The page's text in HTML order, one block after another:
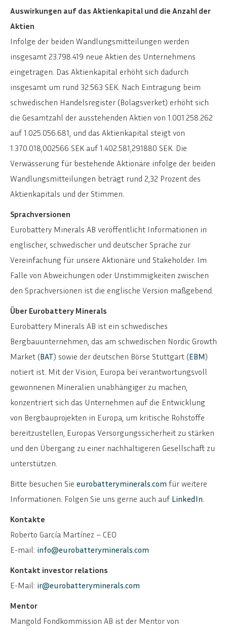
Auswirkungen auf das Aktienkapital und die Anzahl der
Aktien
Infolge der beiden Wandlungsmitteilungen werden
insgesamt 23.798.419 neue Aktien des Unternehmens
eingetragen. Das Aktienkapital erhöht sich dadurch
insgesamt um rund 32.563 SEK. Nach Eintragung beim
schwedischen Handelsregister (Bolagsverket) erhöht sich
die Gesamtzahl der ausstehenden Aktien von 1.001.258.262
auf 1.025.056.681, und das Aktienkapital steigt von
1.370.018,002566 SEK auf 1.402.581,291880 SEK. Die
Verwässerung für bestehende Aktionäre infolge der beiden
Wandlungsmitteilungen beträgt rund 2,32 Prozent des
Aktienkapitals und der Stimmen.
Sprachversionen
Eurobattery Minerals AB veröffentlicht Informationen in
englischer, schwedischer und deutscher Sprache zur
Vereinfachung für unsere Aktionäre und Stakeholder. Im
Falle von Abweichungen oder Unstimmigkeiten zwischen
den Sprachversionen ist die englische Version maßgebend.
Über Eurobattery Minerals
Eurobattery Minerals AB ist ein schwedisches
Bergbauunternehmen, das am schwedischen Nordic Growth
Market (BAT) sowie der deutschen Börse Stuttgart (EBM)
notiert ist. Mit der Vision, Europa bei verantwortungsvoll
gewonnenen Mineralien unabhängiger zu machen,
konzentriert sich das Unternehmen auf die Entwicklung
von Bergbauprojekten in Europa, um kritische Rohstoffe
bereitzustellen, Europas Versorgungssicherheit zu stärken
und den Übergang zu einer nachhaltigeren Gesellschaft zu
unterstützen.
Bitte besuchen Sie eurobatteryminerals.com für weitere
Informationen. Folgen Sie uns gerne auch auf LinkedIn
Kontakte
Roberto García Martínez – CEO
E-mail: info@eurobatteryminerals.com
Kontakt investor relations
E-Mail: ir@eurobatteryminerals.com
Mentor
Mangold Fondkommission AB ist der Mentor von